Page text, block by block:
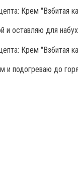
оставляю для
подогреваю до